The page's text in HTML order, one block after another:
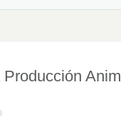
Producción